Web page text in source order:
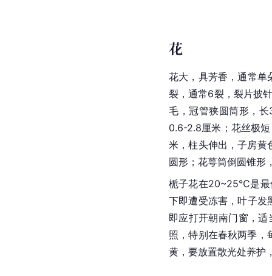
花
花大，具芳香，通常
裂，通常6裂，裂片披
毛，冠管狭圆筒形，
0.6-2.8厘米；花丝极
米，柱头伸出，子房黄
圆形；花萼筒倒圆锥形
栀子花在20~25℃是最
下即遭受冻害，叶子
即应打开朝南门窗，
照，特别在春秋两季，
黄，要放置散光处养护